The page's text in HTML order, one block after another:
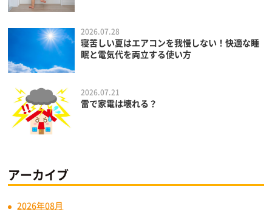
2026.07.28
寝苦しい夏はエアコンを我慢しない！快適な睡
眠と電気代を両立する使い方
2026.07.21
雷で家電は壊れる？
アーカイブ
2026年08月